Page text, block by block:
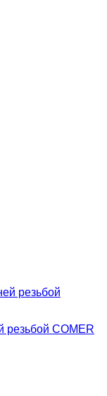
резьбой COMER